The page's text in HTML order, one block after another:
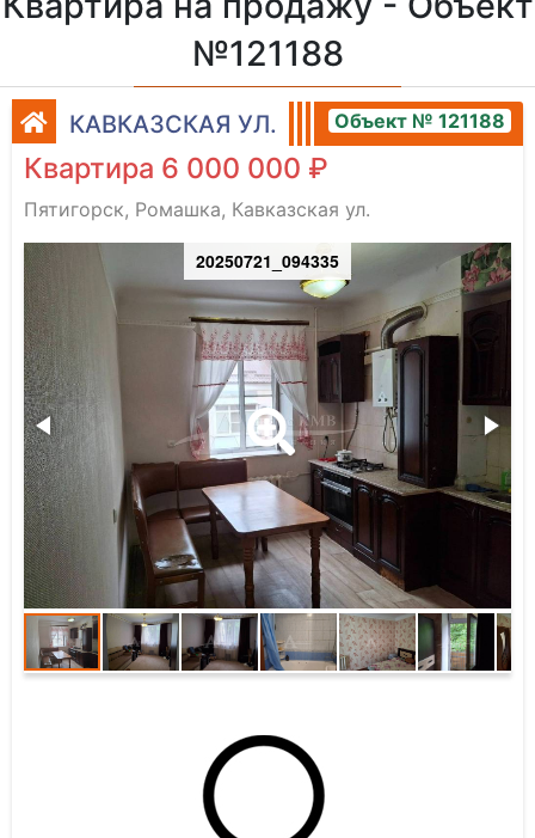
№121188
КАВКАЗСКАЯ УЛ. Объект № 121188
Квартира 6 000 000 ₽
Пятигорск, Ромашка, Кавказская ул.
20250721_094335